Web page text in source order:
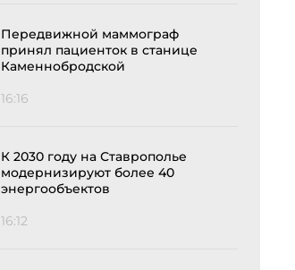
Передвижной маммограф
принял пациенток в станице
Каменнобродской
16:16
К 2030 году на Ставрополье
модернизируют более 40
энергообъектов
16:12